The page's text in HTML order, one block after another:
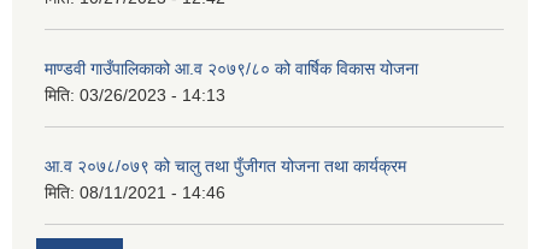
माण्डवी गाउँपालिकाको आ.व २०७९/८० को वार्षिक विकास योजना
मिति: 03/26/2023 - 14:13
आ.व २०७८/०७९ को चालु तथा पुँजीगत योजना तथा कार्यक्रम
मिति: 08/11/2021 - 14:46